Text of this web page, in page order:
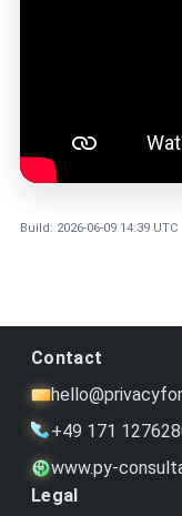
Build: 2026-06-09 14:39 UTC
Contact
+49 171
www.py-
Legal